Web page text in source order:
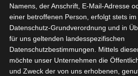
Namens, der Anschrift, E-Mail-Adresse
einer betroffenen Person, erfolgt stets
Datenschutz-Grundverordnung und in
für uns geltenden landesspezifischen
Datenschutzbestimmungen. Mittels
möchte unser Unternehmen die
und Zweck der von uns erhobenen,